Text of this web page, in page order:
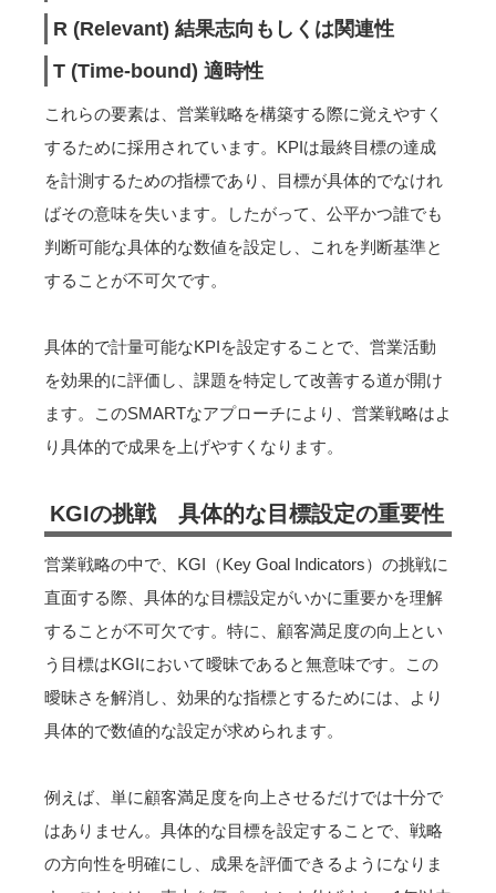
R (Relevant) 結果志向もしくは関連性
T (Time-bound) 適時性
これらの要素は、営業戦略を構築する際に覚えやすく
するために採用されています。KPIは最終目標の達成
を計測するための指標であり、目標が具体的でなけれ
ばその意味を失います。したがって、公平かつ誰でも
判断可能な具体的な数値を設定し、これを判断基準と
することが不可欠です。
具体的で計量可能なKPIを設定することで、営業活動
を効果的に評価し、課題を特定して改善する道が開け
ます。このSMARTなアプローチにより、営業戦略はよ
り具体的で成果を上げやすくなります。
KGIの挑戦 具体的な目標設定の重要性
営業戦略の中で、KGI（Key Goal Indicators）の挑戦に
直面する際、具体的な目標設定がいかに重要かを理解
することが不可欠です。特に、顧客満足度の向上とい
う目標はKGIにおいて曖昧であると無意味です。この
曖昧さを解消し、効果的な指標とするためには、より
具体的で数値的な設定が求められます。
例えば、単に顧客満足度を向上させるだけでは十分で
はありません。具体的な目標を設定することで、戦略
の方向性を明確にし、成果を評価できるようになりま